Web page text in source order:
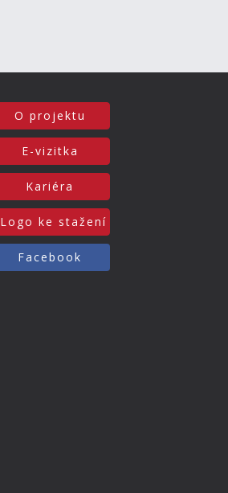
O projektu
E-vizitka
Kariéra
Logo ke stažení
Facebook